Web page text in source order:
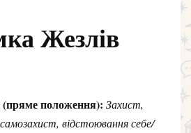
Жезлів
(пряме положення): Захист,
відстоювання себе/